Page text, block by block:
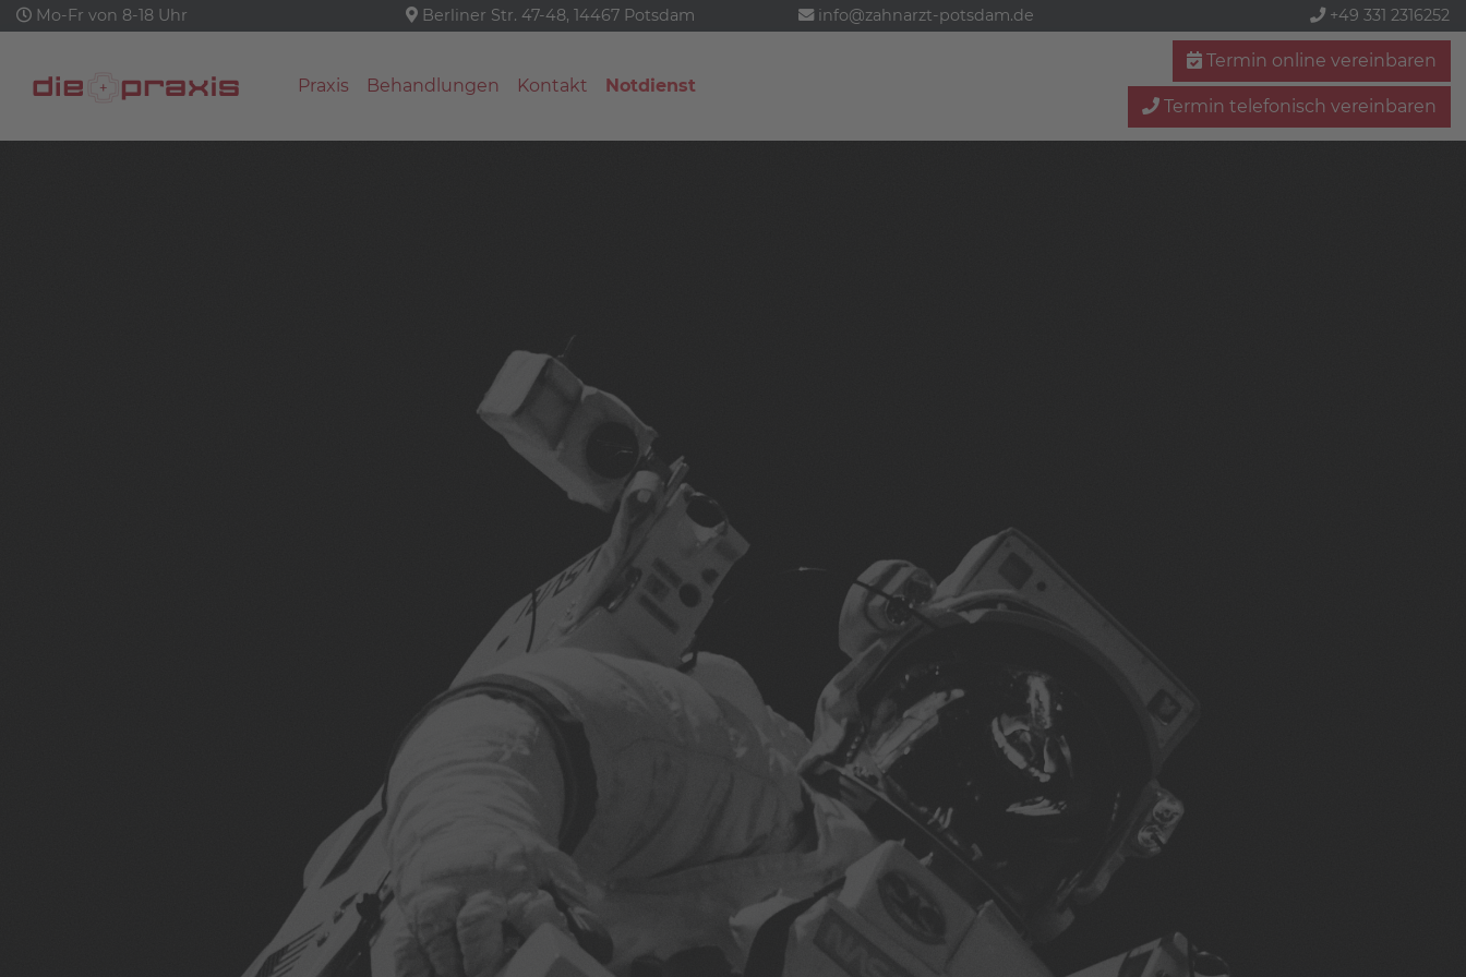
Mo-Fr von 8-18 Uhr Berliner Str. 47-48, 14467 Potsdam info@zahnarzt-potsdam.de +49 331 2316252
Praxis Behandlungen Kontakt Notdienst
Termin online vereinbaren
Termin telefonisch vereinbaren